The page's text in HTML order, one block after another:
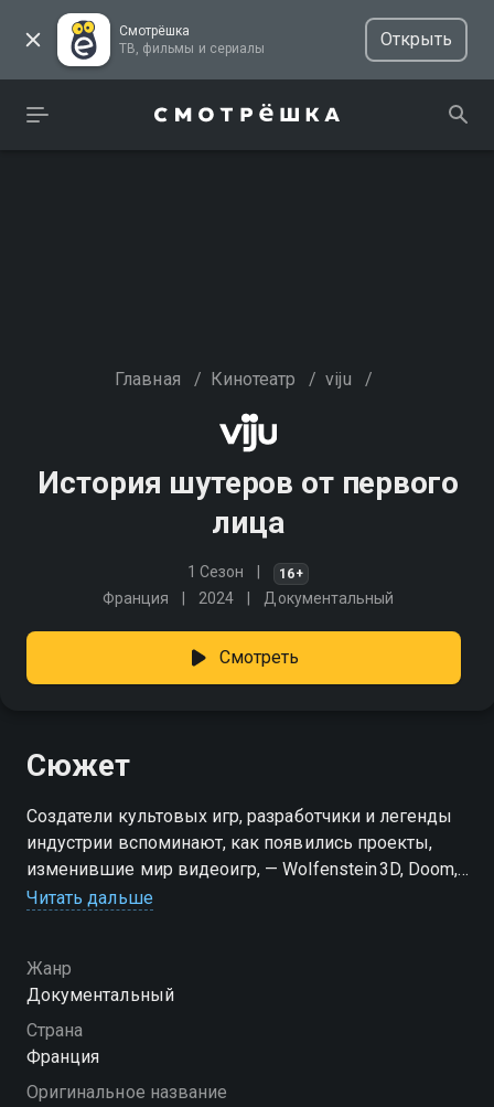
Смотрёшка
ТВ, фильмы и сериалы
Открыть
Главная / Кинотеатр / viju /
История шутеров от первого
лица
1 Сезон 16+
Франция 2024 Документальный
Смотреть
Сюжет
Создатели культовых игр, разработчики и легенды
индустрии вспоминают, как появились проекты,
изменившие мир видеоигр, — Wolfenstein 3D, Doom,
GoldenEye, Half‑Life и Halo. История жанра
FPS, которые определили целую эпоху игровой
культуры.
Читать дальше
Жанр
Документальный
Страна
Франция
Оригинальное название